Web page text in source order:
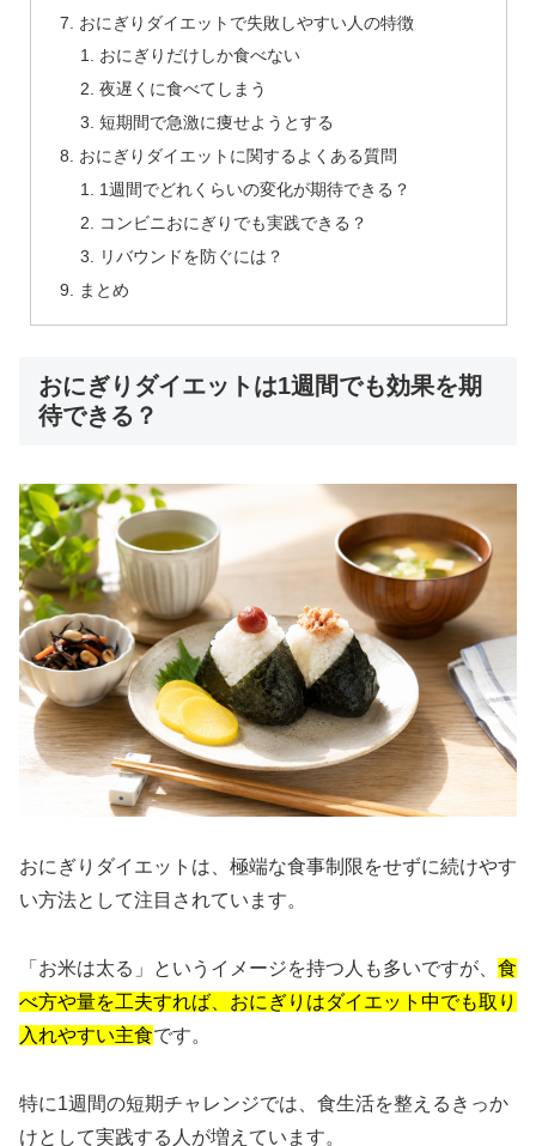
おにぎりダイエットで失敗しやすい人の特徴
おにぎりだけしか食べない
夜遅くに食べてしまう
短期間で急激に痩せようとする
おにぎりダイエットに関するよくある質問
1週間でどれくらいの変化が期待できる？
コンビニおにぎりでも実践できる？
リバウンドを防ぐには？
まとめ
おにぎりダイエットは1週間でも効果を期
待できる？
おにぎりダイエットは、極端な食事制限をせずに続けやす
い方法として注目されています。
「お米は太る」というイメージを持つ人も多いですが、 食
べ方や量を工夫すれば、おにぎりはダイエット中でも取り
入れやすい主食です。
特に1週間の短期チャレンジでは、食生活を整えるきっか
けとして実践する人が増えています。